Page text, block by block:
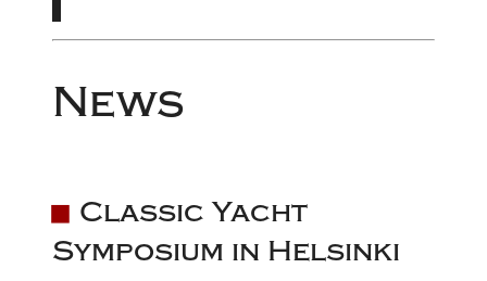
News
Classic Yacht
Symposium in Helsinki